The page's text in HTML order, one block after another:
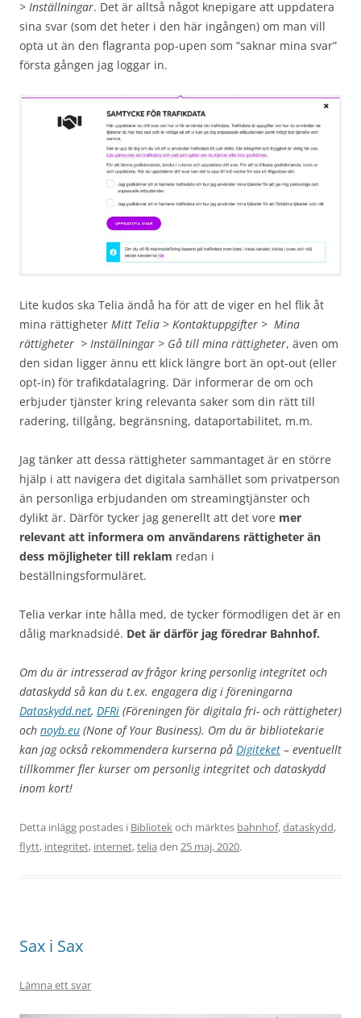
> Inställningar. Det är alltså något knepigare att uppdatera
sina svar (som det heter i den här ingången) om man vill
opta ut än den flagranta pop-upen som ”saknar mina svar”
första gången jag loggar in.
Lite kudos ska Telia ändå ha för att de viger en hel flik åt
mina rättigheter Mitt Telia > Kontaktuppgifter > Mina
rättigheter > Inställningar > Gå till mina rättigheter, även om
den sidan ligger ännu ett klick längre bort än opt-out (eller
opt-in) för trafikdatalagring. Där informerar de om och
erbjuder tjänster kring relevanta saker som din rätt till
radering, tillgång, begränsning, dataportabilitet, m.m.
Jag tänker att dessa rättigheter sammantaget är en större
hjälp i att navigera det digitala samhället som privatperson
än personliga erbjudanden om streamingtjänster och
dylikt är. Därför tycker jag generellt att det vore mer
relevant att informera om användarens rättigheter än
dess möjligheter till reklam redan i
beställningsformuläret.
Telia verkar inte hålla med, de tycker förmodligen det är en
dålig marknadsidé. Det är därför jag föredrar Bahnhof.
Om du är intresserad av frågor kring personlig integritet och
dataskydd så kan du t.ex. engagera dig i föreningarna
Dataskydd.net, DFRi (Föreningen för digitala fri- och rättigheter)
och noyb.eu (None of Your Business). Om du är bibliotekarie
kan jag också rekommendera kurserna på Digiteket – eventuellt
tillkommer fler kurser om personlig integritet och dataskydd
inom kort!
Detta inlägg postades i Bibliotek och märktes bahnhof,dataskydd,
flytt, integritet, internet,telia den 25 maj, 2020.
Sax i Sax
Lämna ett svar